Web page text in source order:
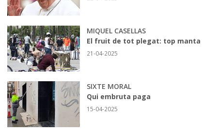
MIQUEL CASELLAS
El fruit de tot plegat: top manta
21-04-2025
SIXTE MORAL
Qui embruta paga
15-04-2025